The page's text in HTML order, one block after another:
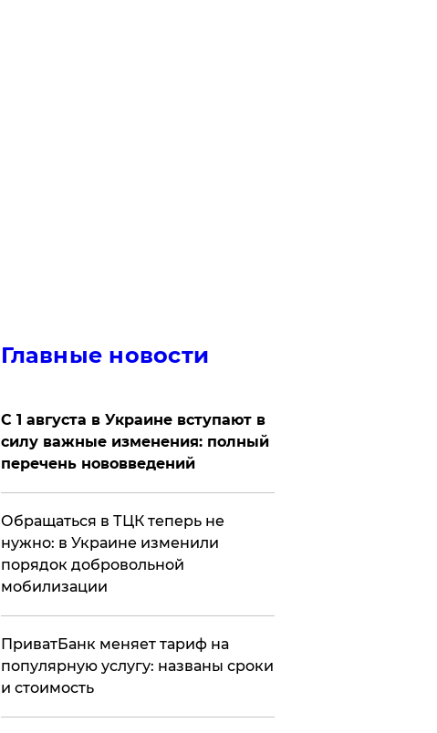
Главные новости
С 1 августа в Украине вступают в
силу важные изменения: полный
перечень нововведений
Обращаться в ТЦК теперь не
нужно: в Украине изменили
порядок добровольной
мобилизации
ПриватБанк меняет тариф на
популярную услугу: названы сроки
и стоимость